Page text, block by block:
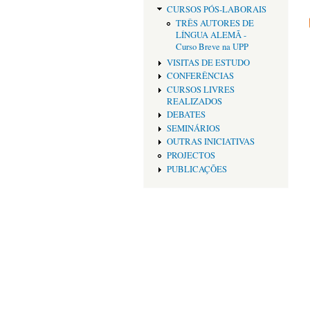
CURSOS PÓS-LABORAIS
TRÊS AUTORES DE
LÍNGUA ALEMÃ -
Curso Breve na UPP
VISITAS DE ESTUDO
CONFERÊNCIAS
CURSOS LIVRES
REALIZADOS
DEBATES
SEMINÁRIOS
OUTRAS INICIATIVAS
PROJECTOS
PUBLICAÇÕES